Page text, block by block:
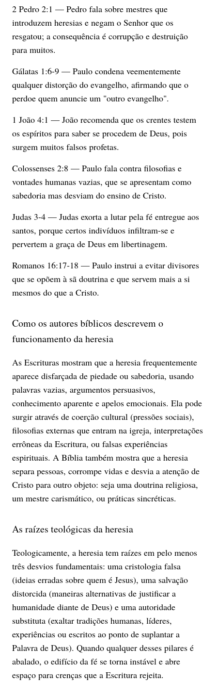
2 Pedro 2:1 — Pedro fala sobre mestres que
introduzem heresias e negam o Senhor que os
resgatou; a consequência é corrupção e destruição
para muitos.
Gálatas 1:6-9 — Paulo condena veementemente
qualquer distorção do evangelho, afirmando que o
perdoe quem anuncie um "outro evangelho".
1 João 4:1 — João recomenda que os crentes testem
os espíritos para saber se procedem de Deus, pois
surgem muitos falsos profetas.
Colossenses 2:8 — Paulo fala contra filosofias e
vontades humanas vazias, que se apresentam como
sabedoria mas desviam do ensino de Cristo.
Judas 3-4 — Judas exorta a lutar pela fé entregue aos
santos, porque certos indivíduos infiltram-se e
pervertem a graça de Deus em libertinagem.
Romanos 16:17-18 — Paulo instrui a evitar divisores
que se opõem à sã doutrina e que servem mais a si
mesmos do que a Cristo.
Como os autores bíblicos descrevem o
funcionamento da heresia
As Escrituras mostram que a heresia frequentemente
aparece disfarçada de piedade ou sabedoria, usando
palavras vazias, argumentos persuasivos,
conhecimento aparente e apelos emocionais. Ela pode
surgir através de coerção cultural (pressões sociais),
filosofias externas que entram na igreja, interpretações
errôneas da Escritura, ou falsas experiências
espirituais. A Bíblia também mostra que a heresia
separa pessoas, corrompe vidas e desvia a atenção de
Cristo para outro objeto: seja uma doutrina religiosa,
um mestre carismático, ou práticas sincréticas.
As raízes teológicas da heresia
Teologicamente, a heresia tem raízes em pelo menos
três desvios fundamentais: uma cristologia falsa
(ideias erradas sobre quem é Jesus), uma salvação
distorcida (maneiras alternativas de justificar a
humanidade diante de Deus) e uma autoridade
substituta (exaltar tradições humanas, líderes,
experiências ou escritos ao ponto de suplantar a
Palavra de Deus). Quando qualquer desses pilares é
abalado, o edifício da fé se torna instável e abre
espaço para crenças que a Escritura rejeita.